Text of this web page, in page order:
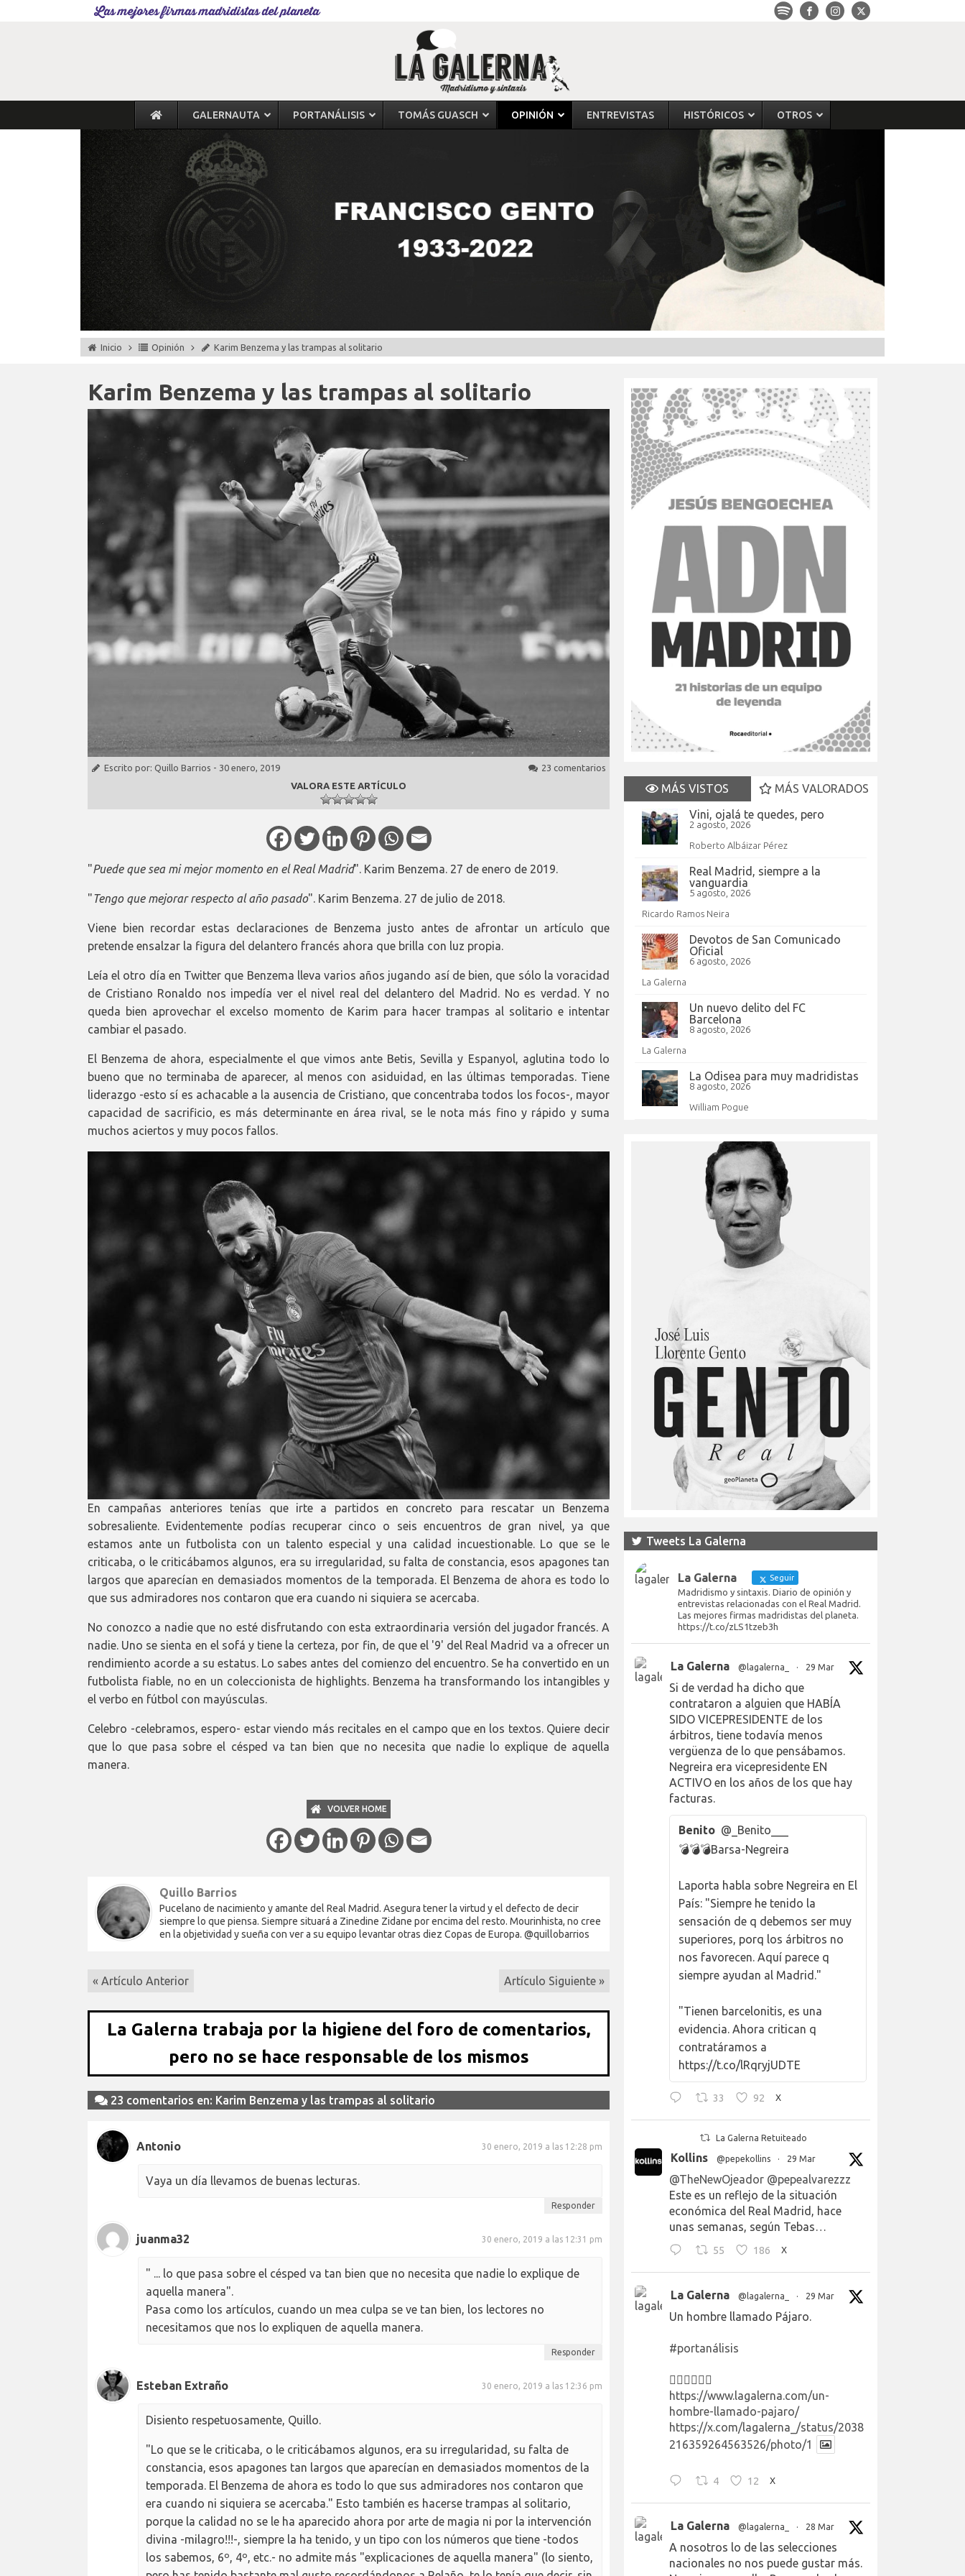
Las mejores firmas madridistas del planeta
GALERNAUTA PORTANÁLISIS TOMÁS GUASCH OPINIÓN ENTREVISTAS HISTÓRICOS OTROS
Inicio Opinión Karim Benzema y las trampas al solitario
Karim Benzema y las trampas al solitario
Escrito por: Quillo Barrios - 30 enero, 2019
23 comentarios
VALORA ESTE ARTÍCULO
"Puede que sea mi mejor momento en el Real Madrid". Karim Benzema. 27 de enero de 2019.
"Tengo que mejorar respecto al año pasado". Karim Benzema. 27 de julio de 2018.
Viene bien recordar estas declaraciones de Benzema justo antes de afrontar un artículo que
pretende ensalzar la figura del delantero francés ahora que brilla con luz propia.
Leía el otro día en Twitter que Benzema lleva varios años jugando así de bien, que sólo la voracidad
de Cristiano Ronaldo nos impedía ver el nivel real del delantero del Madrid. No es verdad. Y no
queda bien aprovechar el excelso momento de Karim para hacer trampas al solitario e intentar
cambiar el pasado.
El Benzema de ahora, especialmente el que vimos ante Betis, Sevilla y Espanyol, aglutina todo lo
bueno que no terminaba de aparecer, al menos con asiduidad, en las últimas temporadas. Tiene
liderazgo -esto sí es achacable a la ausencia de Cristiano, que concentraba todos los focos-, mayor
capacidad de sacrificio, es más determinante en área rival, se le nota más fino y rápido y suma
muchos aciertos y muy pocos fallos.
En campañas anteriores tenías que irte a partidos en concreto para rescatar un Benzema
sobresaliente. Evidentemente podías recuperar cinco o seis encuentros de gran nivel, ya que
estamos ante un futbolista con un talento especial y una calidad incuestionable. Lo que se le
criticaba, o le criticábamos algunos, era su irregularidad, su falta de constancia, esos apagones tan
largos que aparecían en demasiados momentos de la temporada. El Benzema de ahora es todo lo
que sus admiradores nos contaron que era cuando ni siquiera se acercaba.
No conozco a nadie que no esté disfrutando con esta extraordinaria versión del jugador francés. A
nadie. Uno se sienta en el sofá y tiene la certeza, por fin, de que el '9' del Real Madrid va a ofrecer un
rendimiento acorde a su estatus. Lo sabes antes del comienzo del encuentro. Se ha convertido en un
futbolista fiable, no en un coleccionista de highlights. Benzema ha transformando los intangibles y
el verbo en fútbol con mayúsculas.
Celebro -celebramos, espero- estar viendo más recitales en el campo que en los textos. Quiere decir
que lo que pasa sobre el césped va tan bien que no necesita que nadie lo explique de aquella
manera.
VOLVER HOME
Quillo Barrios
Pucelano de nacimiento y amante del Real Madrid. Asegura tener la virtud y el defecto de decir
siempre lo que piensa. Siempre situará a Zinedine Zidane por encima del resto. Mourinhista, no cree
en la objetividad y sueña con ver a su equipo levantar otras diez Copas de Europa. @quillobarrios
« Artículo Anterior Artículo Siguiente »
La Galerna trabaja por la higiene del foro de comentarios,
pero no se hace responsable de los mismos
23 comentarios en: Karim Benzema y las trampas al solitario
Antonio 30 enero, 2019 a las 12:28 pm
Vaya un día llevamos de buenas lecturas.
Responder
juanma32 30 enero, 2019 a las 12:31 pm
" ... lo que pasa sobre el césped va tan bien que no necesita que nadie lo explique de
aquella manera".
Pasa como los artículos, cuando un mea culpa se ve tan bien, los lectores no
necesitamos que nos lo expliquen de aquella manera.
Responder
Esteban Extraño 30 enero, 2019 a las 12:36 pm
Disiento respetuosamente, Quillo.
"Lo que se le criticaba, o le criticábamos algunos, era su irregularidad, su falta de
constancia, esos apagones tan largos que aparecían en demasiados momentos de la
temporada. El Benzema de ahora es todo lo que sus admiradores nos contaron que
era cuando ni siquiera se acercaba." Esto también es hacerse trampas al solitario,
porque la calidad no se le ha aparecido ahora por arte de magia ni por la intervención
divina -milagro!!!-, siempre la ha tenido, y un tipo con los números que tiene -todos
los sabemos, 6º, 4º, etc.- no admite más "explicaciones de aquella manera" (lo siento,
MÁS VISTOS
MÁS VALORADOS
Vini, ojalá te quedes, pero
2 agosto, 2026
Roberto Albáizar Pérez
Real Madrid, siempre a la
vanguardia
5 agosto, 2026
Ricardo Ramos Neira
Devotos de San Comunicado
Oficial
6 agosto, 2026
La Galerna
Un nuevo delito del FC
Barcelona
8 agosto, 2026
La Galerna
La Odisea para muy madridistas
8 agosto, 2026
William Pogue
Tweets La Galerna
La Galerna Seguir
Madridismo y sintaxis. Diario de opinión y
entrevistas relacionadas con el Real Madrid.
Las mejores firmas madridistas del planeta.
https://t.co/zLS1tzeb3h
La Galerna @lagalerna_ · 29 Mar
Si de verdad ha dicho que
contrataron a alguien que HABÍA
SIDO VICEPRESIDENTE de los
árbitros, tiene todavía menos
vergüenza de lo que pensábamos.
Negreira era vicepresidente EN
ACTIVO en los años de los que hay
facturas.
Benito @_Benito___
💣💣💣Barsa-Negreira
Laporta habla sobre Negreira en El
País: "Siempre he tenido la
sensación de q debemos ser muy
superiores, porq los árbitros no
nos favorecen. Aquí parece q
siempre ayudan al Madrid."
"Tienen barcelonitis, es una
evidencia. Ahora critican q
contratáramos a
https://t.co/lRqryjUDTE
33 92 X
La Galerna Retuiteado
Kollins @pepekollins · 29 Mar
@TheNewOjeador @pepealvarezzz
Este es un reflejo de la situación
económica del Real Madrid, hace
unas semanas, según Tebas…
55 186 X
La Galerna @lagalerna_ · 29 Mar
Un hombre llamado Pájaro.
#portanálisis
👉🏻👉🏻👉🏻
https://www.lagalerna.com/un-
hombre-llamado-pajaro/
https://x.com/lagalerna_/status/2038
216359264563526/photo/1
4 12 X
La Galerna @lagalerna_ · 28 Mar
A nosotros lo de las selecciones
nacionales no nos puede gustar más.